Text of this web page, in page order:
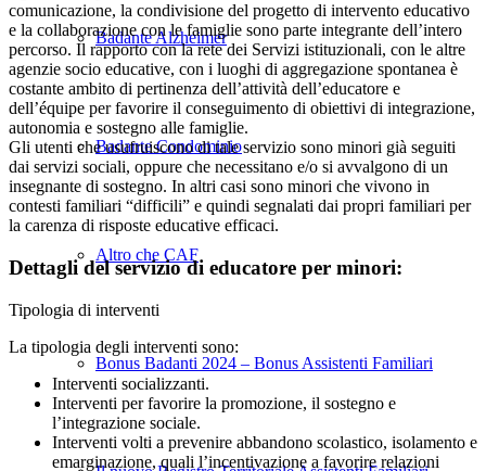
Badante Alzheimer
Badante Condominio
Altro che CAF
Bonus Badanti 2024 – Bonus Assistenti Familiari
comunicazione, la condivisione del progetto di intervento educativo
e la collaborazione con le famiglie sono parte integrante dell’intero
percorso. Il rapporto con la rete dei Servizi istituzionali, con le altre
agenzie socio educative, con i luoghi di aggregazione spontanea è
costante ambito di pertinenza dell’attività dell’educatore e
dell’équipe per favorire il conseguimento di obiettivi di integrazione,
autonomia e sostegno alle famiglie.
Gli utenti che usufruiscono di tale servizio sono minori già seguiti
dai servizi sociali, oppure che necessitano e/o si avvalgono di un
insegnante di sostegno. In altri casi sono minori che vivono in
contesti familiari “difficili” e quindi segnalati dai propri familiari per
la carenza di risposte educative efficaci.
Dettagli del servizio di educatore per minori:
Tipologia di interventi
La tipologia degli interventi sono:
Interventi socializzanti.
Interventi per favorire la promozione, il sostegno e
l’integrazione sociale.
Interventi volti a prevenire abbandono scolastico, isolamento e
emarginazione, quali l’incentivazione a favorire relazioni